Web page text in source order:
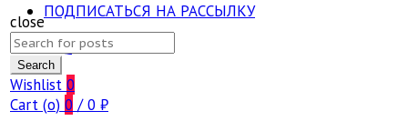
ПОДПИСАТЬСЯ НА РАССЫЛКУ
FAQ
close
Search
for:
Search
Wishlist 0
Cart (o) 0 / 0 ₽